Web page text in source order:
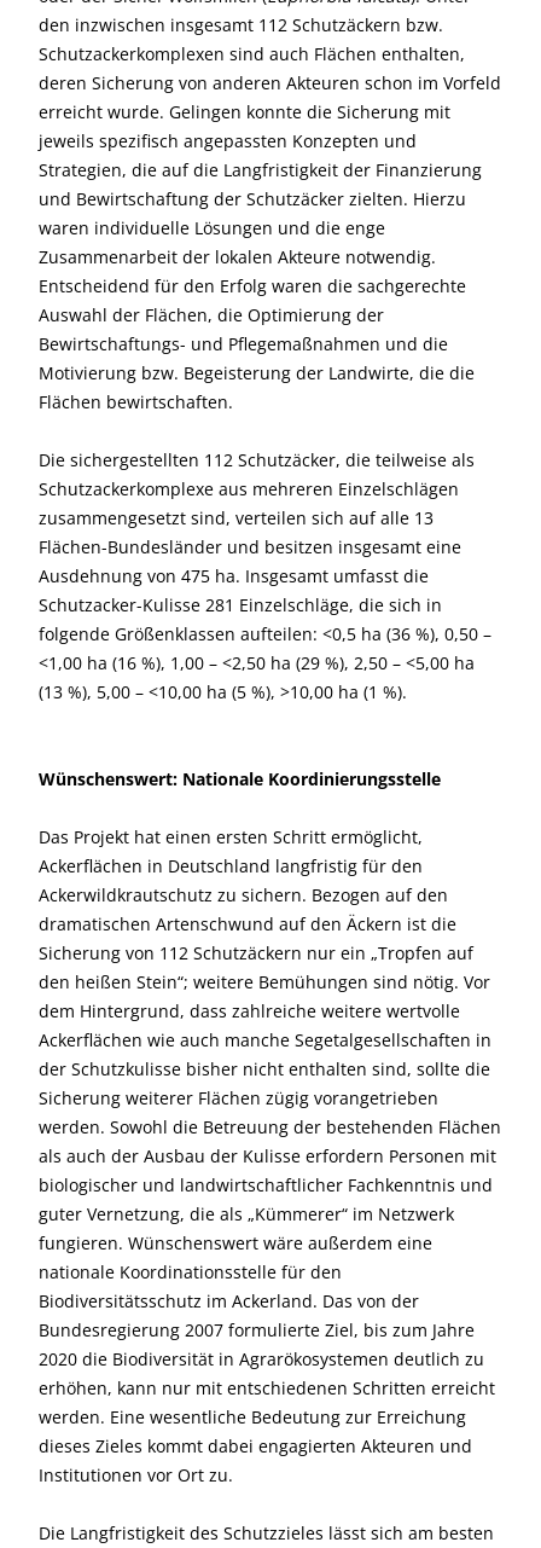
den inzwischen insgesamt 112 Schutzäckern bzw.
Schutzackerkomplexen sind auch Flächen enthalten,
deren Sicherung von anderen Akteuren schon im Vorfeld
erreicht wurde. Gelingen konnte die Sicherung mit
jeweils spezifisch angepassten Konzepten und
Strategien, die auf die Langfristigkeit der Finanzierung
und Bewirtschaftung der Schutzäcker zielten. Hierzu
waren individuelle Lösungen und die enge
Zusammenarbeit der lokalen Akteure notwendig.
Entscheidend für den Erfolg waren die sachgerechte
Auswahl der Flächen, die Optimierung der
Bewirtschaftungs- und Pflegemaßnahmen und die
Motivierung bzw. Begeisterung der Landwirte, die die
Flächen bewirtschaften.
Die sichergestellten 112 Schutzäcker, die teilweise als
Schutzackerkomplexe aus mehreren Einzelschlägen
zusammengesetzt sind, verteilen sich auf alle 13
Flächen-Bundesländer und besitzen insgesamt eine
Ausdehnung von 475 ha. Insgesamt umfasst die
Schutzacker-Kulisse 281 Einzelschläge, die sich in
folgende Größenklassen aufteilen: <0,5 ha (36 %), 0,50 –
<1,00 ha (16 %), 1,00 – <2,50 ha (29 %), 2,50 – <5,00 ha
(13 %), 5,00 – <10,00 ha (5 %), >10,00 ha (1 %).
Wünschenswert: Nationale Koordinierungsstelle
Das Projekt hat einen ersten Schritt ermöglicht,
Ackerflächen in Deutschland langfristig für den
Ackerwildkrautschutz zu sichern. Bezogen auf den
dramatischen Artenschwund auf den Äckern ist die
Sicherung von 112 Schutzäckern nur ein „Tropfen auf
den heißen Stein“; weitere Bemühungen sind nötig. Vor
dem Hintergrund, dass zahlreiche weitere wertvolle
Ackerflächen wie auch manche Segetalgesellschaften in
der Schutzkulisse bisher nicht enthalten sind, sollte die
Sicherung weiterer Flächen zügig vorangetrieben
werden. Sowohl die Betreuung der bestehenden Flächen
als auch der Ausbau der Kulisse erfordern Personen mit
biologischer und landwirtschaftlicher Fachkenntnis und
guter Vernetzung, die als „Kümmerer“ im Netzwerk
fungieren. Wünschenswert wäre außerdem eine
nationale Koordinationsstelle für den
Biodiversitätsschutz im Ackerland. Das von der
Bundesregierung 2007 formulierte Ziel, bis zum Jahre
2020 die Biodiversität in Agrarökosystemen deutlich zu
erhöhen, kann nur mit entschiedenen Schritten erreicht
werden. Eine wesentliche Bedeutung zur Erreichung
dieses Zieles kommt dabei engagierten Akteuren und
Institutionen vor Ort zu.
Die Langfristigkeit des Schutzzieles lässt sich am besten